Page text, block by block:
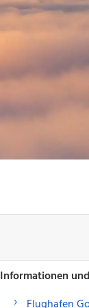
Informationen